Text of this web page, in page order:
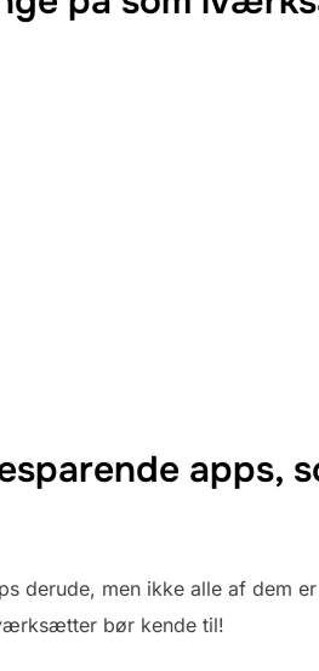
derude, men ikke alle af dem
bør kende til!